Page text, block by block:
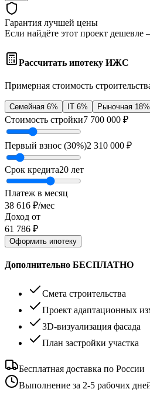
Гарантия лучшей цены
Если найдёте этот проект
Рассчитать ипотеку ИЖС
Примерная стоимость
Семейная 6% IT 6% Рыночная 18%
Стоимость стройки7 700 000 ₽
Первый взнос (30%)2 310 000 ₽
Срок кредита20 лет
Платеж в месяц
38 616 ₽/мес
Доход от
61 786 ₽
Оформить ипотеку
Дополнительно БЕСПЛАТНО
Смета строительства
Проект адаптационных
3D-визуализация фасада
План застройки участка
Бесплатная доставка по России
Выполнение за 2-5 рабочих